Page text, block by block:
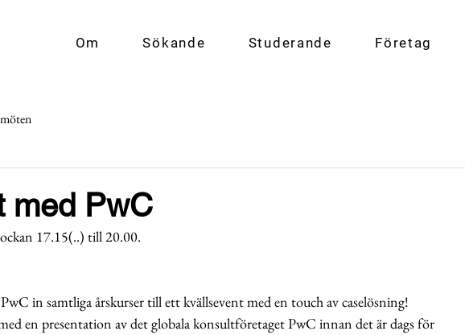
Om Sökande Studerande Företag
med PwC
17.15(..) till 20.00.
in samtliga årskurser till ett kvällsevent med en touch av caselösning!
en presentation av det globala konsultföretaget PwC innan det är dags för